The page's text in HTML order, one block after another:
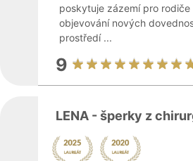
poskytuje zázemí pro
objevování nových
prostředí ...
9
LENA - šperky z